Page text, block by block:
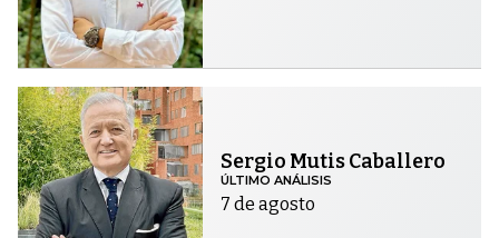
Sergio Mutis Caballero
ÚLTIMO ANÁLISIS
7 de agosto